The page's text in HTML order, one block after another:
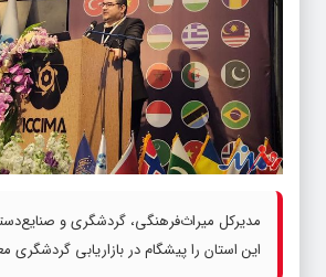
مدیرکل میراث‌فرهنگی، گردشگری و
این استان را پیشگام در بازاریابی گردشگری